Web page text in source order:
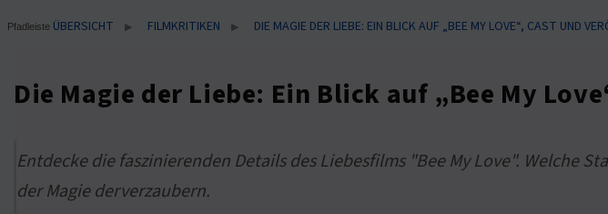
Pfadleiste ÜBERSICHT ▶ FILMKRITIKEN ▶ DIE MAGIE DER LIEBE: EIN BLICK AUF „BEE MY LOVE“, CAST UND
Die Magie der Liebe: Ein Blick auf „Bee My
Entdecke die faszinierenden Details des Liebesfilms "Bee My Love". Welche
der Magie derverzaubern.